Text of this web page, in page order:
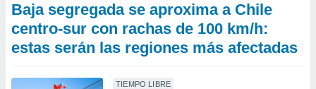
Baja segregada se aproxima a Chile
centro-sur con rachas de 100 km/h:
estas serán las regiones más afectadas
TIEMPO LIBRE